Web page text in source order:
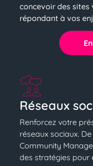
concevoir des sites
répondant à vos
Réseaux
Renforcez votre
réseaux sociaux.
Community
des stratégies pour